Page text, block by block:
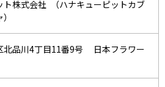
ト株式会社 （ハナキューピットカブ
北品川4丁目11番9号 日本フラワー